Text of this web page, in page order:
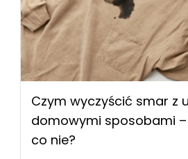
Czym wyczyścić smar z
domowymi sposobami –
co nie?